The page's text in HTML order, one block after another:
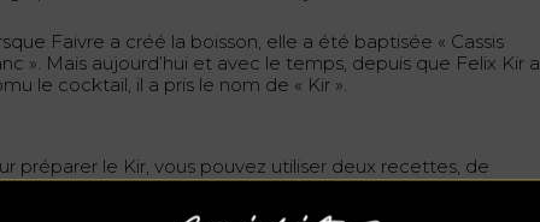
Faivre a créé la boisson, elle a été baptisée « Cassis
». Mais aujourd’hui et avec le temps, depuis que Felix Kir a
le cocktail, il a pris le nom de « Kir ».
préparer le Kir, vous pouvez utiliser deux recettes, de
avec du vin Aligoté au champagne.